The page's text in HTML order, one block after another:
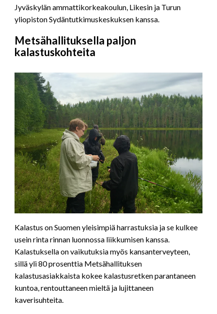
Jyväskylän ammattikorkeakoulun, Likesin ja Turun
yliopiston Sydäntutkimuskeskuksen kanssa.
Metsähallituksella paljon
kalastuskohteita
Kalastus on Suomen yleisimpiä harrastuksia ja se kulkee
usein rinta rinnan luonnossa liikkumisen kanssa.
Kalastuksella on vaikutuksia myös kansanterveyteen,
sillä yli 80 prosenttia Metsähallituksen
kalastusasiakkaista kokee kalastusretken parantaneen
kuntoa, rentouttaneen mieltä ja lujittaneen
kaverisuhteita.